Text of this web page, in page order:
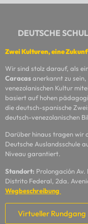
DEUTSCHE
Zwei Kulturen, eine
Wir sind stolz darauf, als
Caracasanerkannt zu
venezolanischen Kultur
basiert auf hohen
die deutsch-spanische
deutsch-venezolanischen
Darüber hinaus tragen wir
Deutsche Auslandsschule
Niveau garantiert.
Standort: Prolongación
Distrito Federal, 2da.
Wegbeschreibung
Virtueller Rundgang